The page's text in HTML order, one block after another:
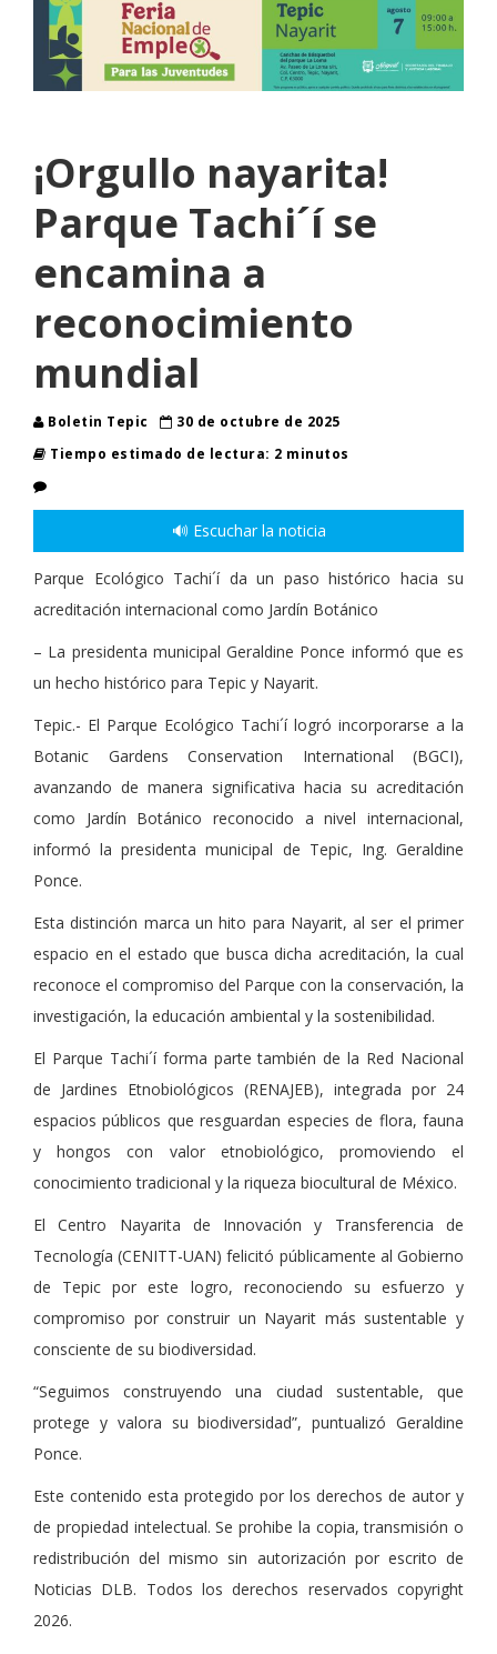
¡Orgullo nayarita!
Parque Tachi´í se
encamina a
reconocimiento
mundial
Boletin Tepic
30 de octubre de 2025
Tiempo estimado de lectura: 2 minutos
🔊 Escuchar la noticia
Parque Ecológico Tachi´í da un paso histórico hacia su
acreditación internacional como Jardín Botánico
– La presidenta municipal Geraldine Ponce informó que es
un hecho histórico para Tepic y Nayarit.
Tepic.- El Parque Ecológico Tachi´í logró incorporarse a la
Botanic Gardens Conservation International (BGCI),
avanzando de manera significativa hacia su acreditación
como Jardín Botánico reconocido a nivel internacional,
informó la presidenta municipal de Tepic, Ing. Geraldine
Ponce.
Esta distinción marca un hito para Nayarit, al ser el primer
espacio en el estado que busca dicha acreditación, la cual
reconoce el compromiso del Parque con la conservación, la
investigación, la educación ambiental y la sostenibilidad.
El Parque Tachi´í forma parte también de la Red Nacional
de Jardines Etnobiológicos (RENAJEB), integrada por 24
espacios públicos que resguardan especies de flora, fauna
y hongos con valor etnobiológico, promoviendo el
conocimiento tradicional y la riqueza biocultural de México.
El Centro Nayarita de Innovación y Transferencia de
Tecnología (CENITT-UAN) felicitó públicamente al Gobierno
de Tepic por este logro, reconociendo su esfuerzo y
compromiso por construir un Nayarit más sustentable y
consciente de su biodiversidad.
“Seguimos construyendo una ciudad sustentable, que
protege y valora su biodiversidad”, puntualizó Geraldine
Ponce.
Este contenido esta protegido por los derechos de autor y
de propiedad intelectual. Se prohibe la copia, transmisión o
redistribución del mismo sin autorización por escrito de
Noticias DLB. Todos los derechos reservados copyright
2026.